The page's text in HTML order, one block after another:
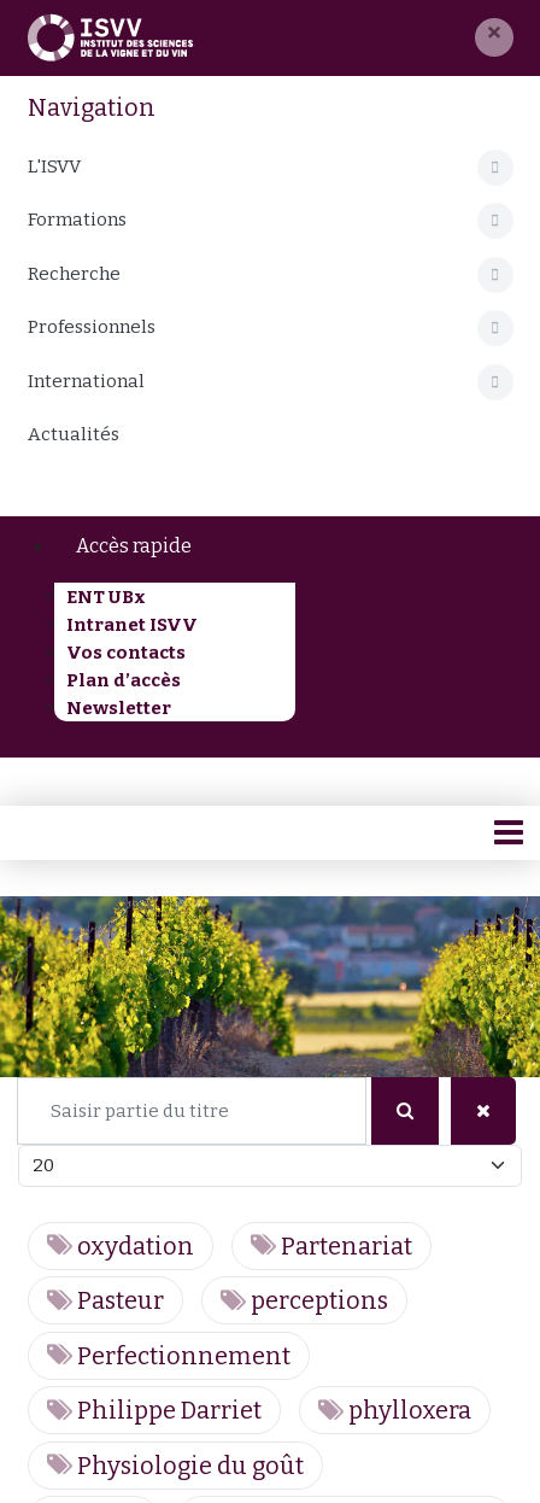
×
Navigation
L'ISVV
Formations
Recherche
Professionnels
International
Actualités
Accès rapide
ENT UBx
Intranet ISVV
Vos contacts
Plan d’accès
Newsletter
Afficher #
oxydation
Partenariat
Pasteur
perceptions
Perfectionnement
Philippe Darriet
phylloxera
Physiologie du goût